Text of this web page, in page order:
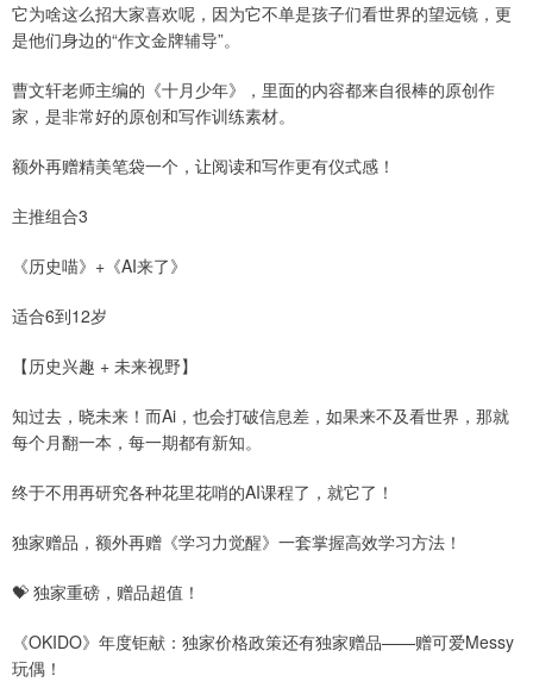
它为啥这么招大家喜欢呢，因为它不单是孩子们看世界的望远镜，更
是他们身边的“作文金牌辅导”。
曹文轩老师主编的《十月少年》，里面的内容都来自很棒的原创作
家，是非常好的原创和写作训练素材。
额外再赠精美笔袋一个，让阅读和写作更有仪式感！
主推组合3
《历史喵》+《AI来了》
适合6到12岁
【历史兴趣 + 未来视野】
知过去，晓未来！而Ai，也会打破信息差，如果来不及看世界，那就
每个月翻一本，每一期都有新知。
终于不用再研究各种花里花哨的AI课程了，就它了！
独家赠品，额外再赠《学习力觉醒》一套掌握高效学习方法！
💝 独家重磅，赠品超值！
《OKIDO》年度钜献：独家价格政策还有独家赠品——赠可爱Messy
玩偶！